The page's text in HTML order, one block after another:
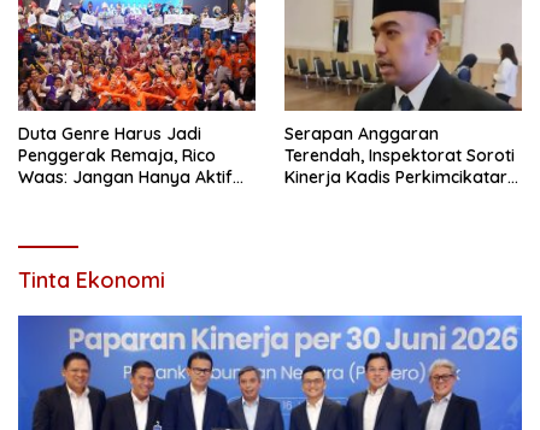
Duta Genre Harus Jadi
Penggerak Remaja, Rico
Waas: Jangan Hanya Aktif
Serapan Anggaran
Terendah, Inspektorat Soroti
Kinerja Kadis Perkimcikataru
Tinta Ekonomi